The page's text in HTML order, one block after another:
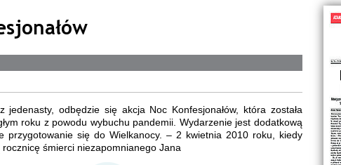
odbędzie się akcja Noc Konfesjonałów, która została
roku z powodu wybuchu pandemii. Wydarzenie jest dodatkową
przygotowanie się do Wielkanocy. – 2 kwietnia 2010 roku, kiedy
śmierci niezapomnianego Jana